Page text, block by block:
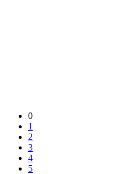
0
1
2
3
4
5